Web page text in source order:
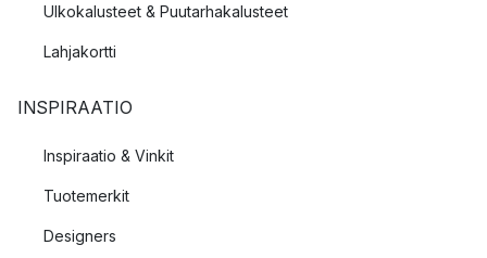
Ulkokalusteet & Puutarhakalusteet
Lahjakortti
INSPIRAATIO
Inspiraatio & Vinkit
Tuotemerkit
Designers